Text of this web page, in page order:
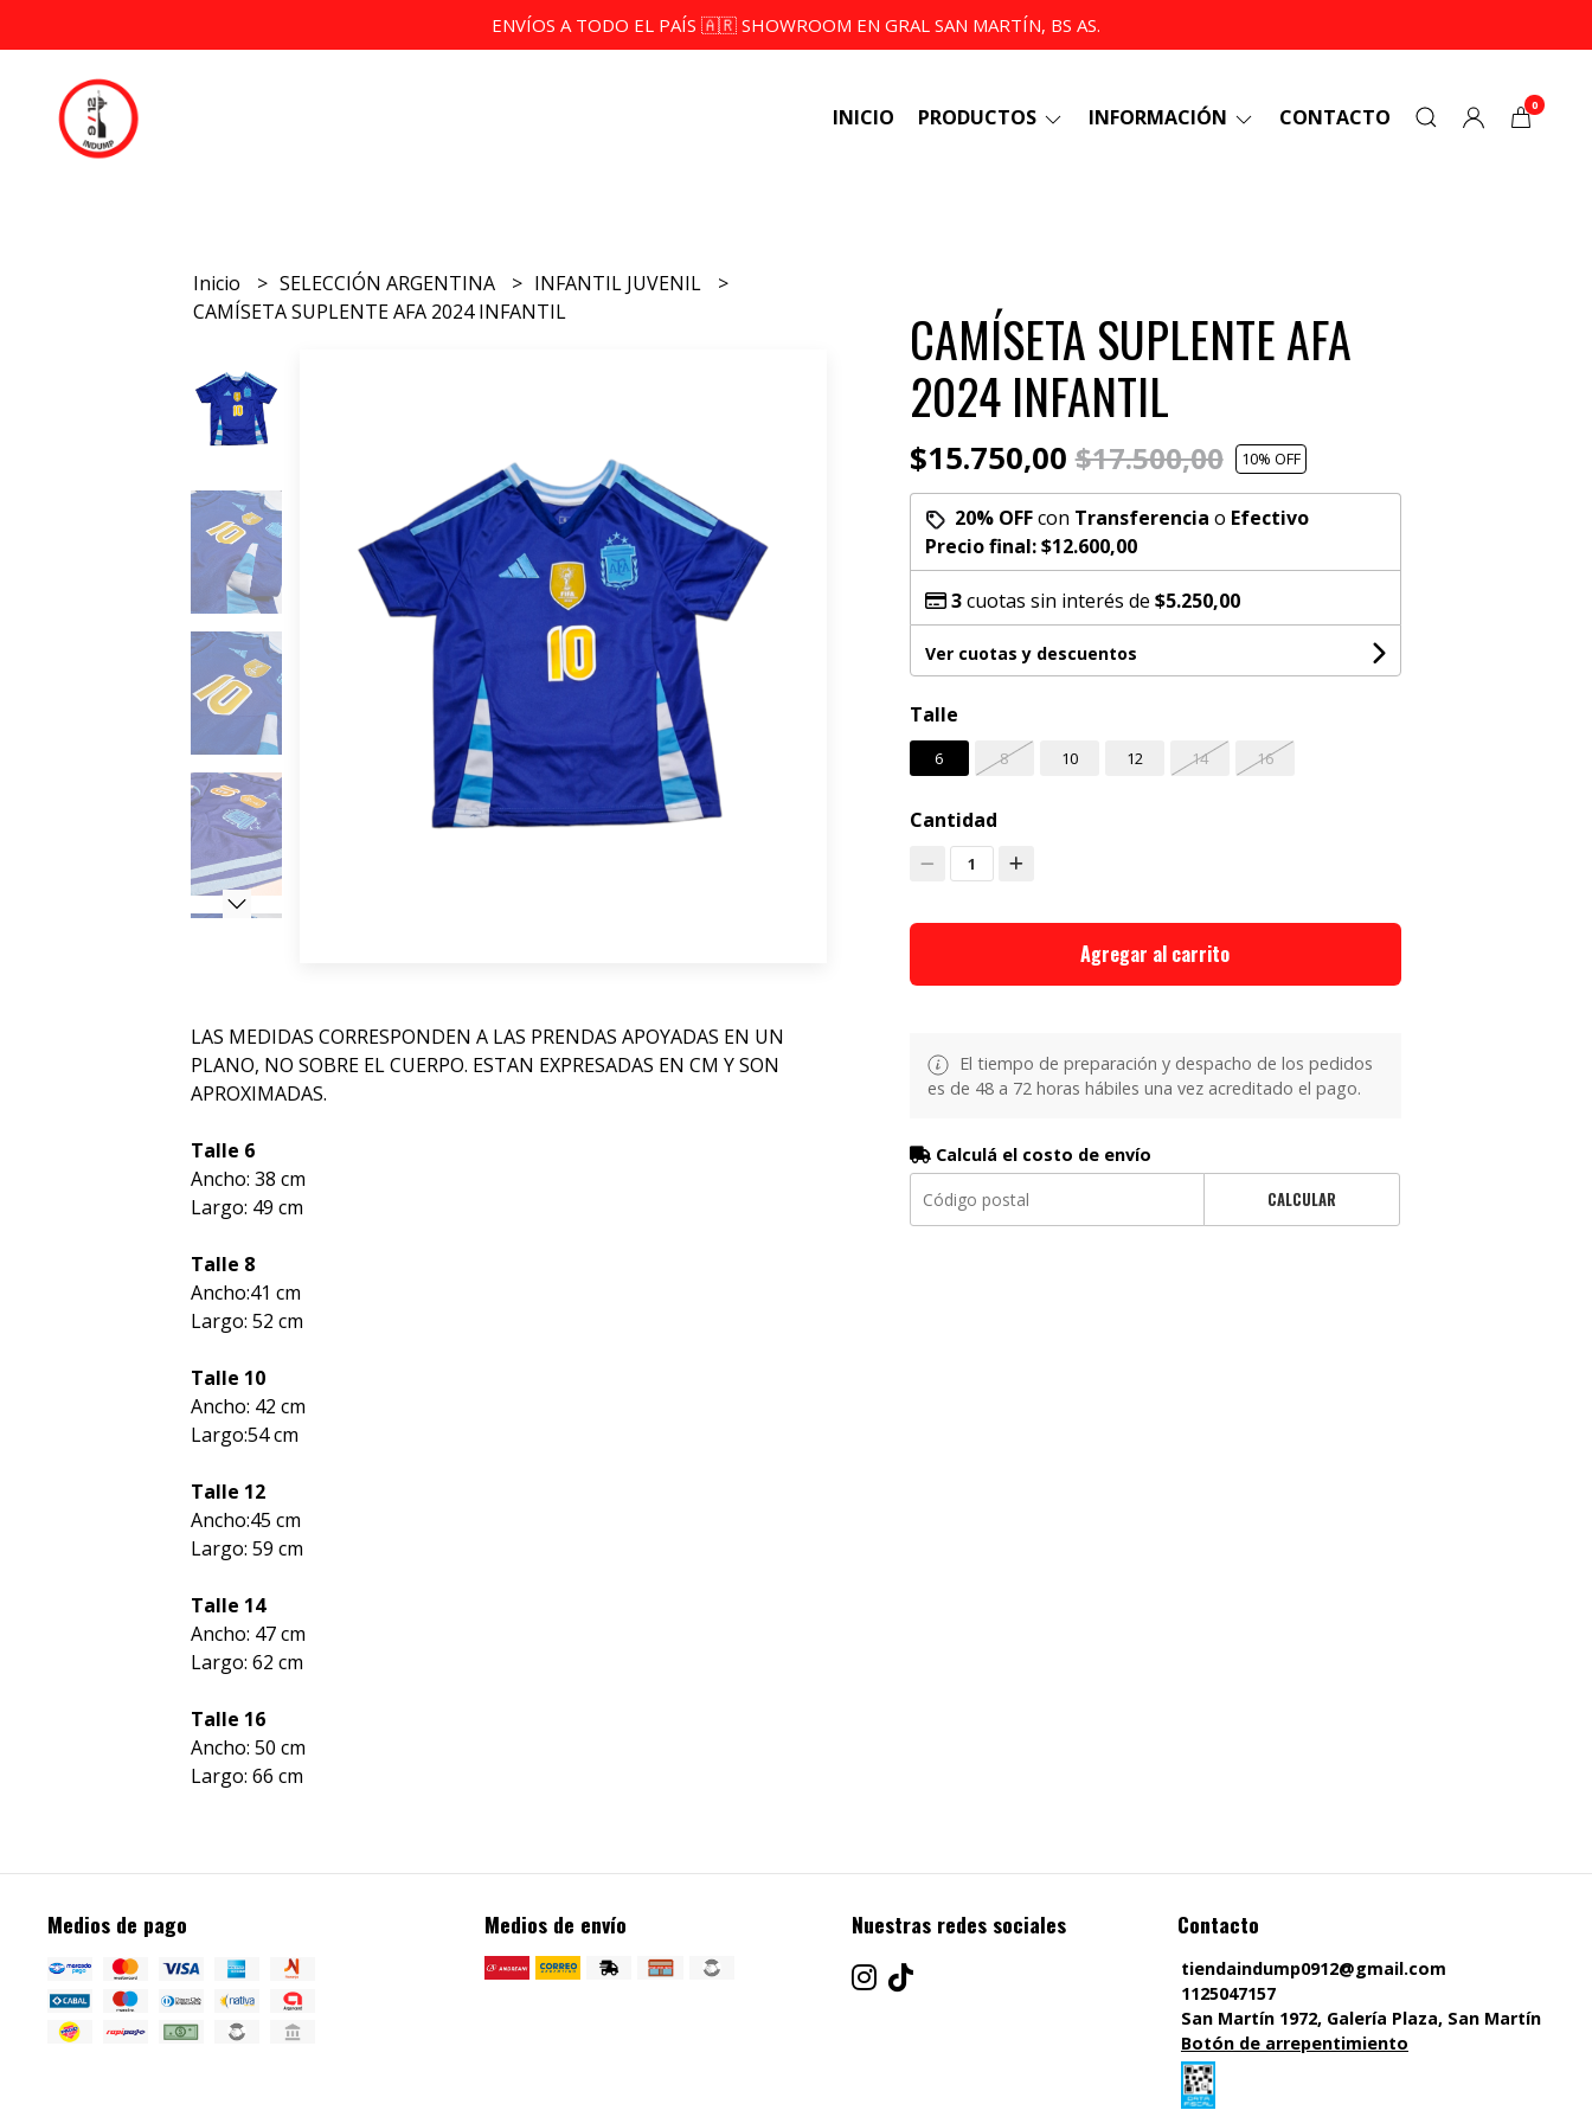
ENVÍOS A TODO EL PAÍS 🇦🇷 SHOWROOM EN GRAL SAN MARTÍN, BS AS.
INICIO PRODUCTOS INFORMACIÓN CONTACTO 0
Inicio SELECCIÓN ARGENTINA
INFANTIL JUVENIL
CAMÍSETA SUPLENTE AFA 2024 INFANTIL
LAS MEDIDAS CORRESPONDEN A LAS PRENDAS APOYADAS EN UN
PLANO, NO SOBRE EL CUERPO. ESTAN EXPRESADAS EN CM Y SON
APROXIMADAS.
Talle 6
Ancho: 38 cm
Largo: 49 cm
Talle 8
Ancho:41 cm
Largo: 52 cm
Talle 10
Ancho: 42 cm
Largo:54 cm
Talle 12
Ancho:45 cm
Largo: 59 cm
Talle 14
Ancho: 47 cm
Largo: 62 cm
Talle 16
Ancho: 50 cm
Largo: 66 cm
CAMÍSETA SUPLENTE AFA
2024 INFANTIL
$15.750,00$17.500,00 10% OFF
20% OFFcon Transferencia o Efectivo
Precio final:$12.600,00
3cuotas sin interés de $5.250,00
Ver cuotas y descuentos
Talle
6 8 10 12 14 16
Cantidad
1
Agregar al carrito
El tiempo de preparación y despacho de los pedidos
es de 48 a 72 horas hábiles una vez acreditado el pago.
Calculá el costo de envío
CALCULAR
Medios de pago Medios de envío Nuestras redes sociales Contacto
tiendaindump0912@gmail.com
1125047157
San Martín 1972, Galería Plaza, San Martín
Botón de arrepentimiento